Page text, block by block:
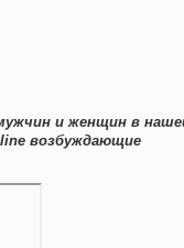
и женщин в
возбуждающие